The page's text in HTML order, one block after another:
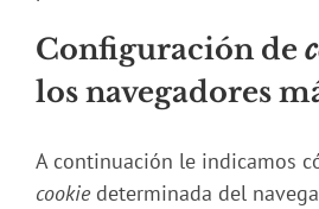
Configuración de
los navegadores
A continuación le indicamos
cookiedeterminada del